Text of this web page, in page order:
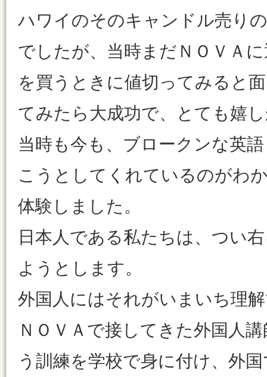
ハワイのそのキャンドル売り
でしたが、当時まだＮＯＶＡ
を買うときに値切ってみると
てみたら大成功で、とても嬉
当時も今も、ブロークンな英
こうとしてくれているのがわ
体験しました。
日本人である私たちは、つい
ようとします。
外国人にはそれがいまいち理
ＮＯＶＡで接してきた外国人
う訓練を学校で身に付け、外